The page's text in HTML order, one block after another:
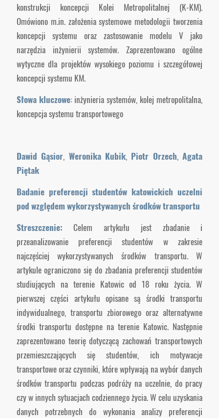
konstrukcji koncepcji Kolei Metropolitalnej (K-KM).
Omówiono m.in. założenia systemowe metodologii tworzenia
koncepcji systemu oraz zastosowanie modelu V jako
narzędzia inżynierii systemów. Zaprezentowano ogólne
wytyczne dla projektów wysokiego poziomu i szczegółowej
koncepcji systemu KM.
Słowa kluczowe: inżynieria systemów, kolej metropolitalna,
koncepcja systemu transportowego
Dawid Gąsior, Weronika Kubik, Piotr Orzech,Agata
Piętak
Badanie preferencji studentów katowickich uczelni
pod względem wykorzystywanych środków transportu
Streszczenie:Celem artykułu jest zbadanie i
przeanalizowanie preferencji studentów w zakresie
najczęściej wykorzystywanych środków transportu. W
artykule ograniczono się do zbadania preferencji studentów
studiujących na terenie Katowic od 18 roku życia. W
pierwszej części artykułu opisane są środki transportu
indywidualnego, transportu zbiorowego oraz alternatywne
środki transportu dostępne na terenie Katowic. Następnie
zaprezentowano teorię dotyczącą zachowań transportowych
przemieszczających się studentów, ich motywacje
transportowe oraz czynniki, które wpływają na wybór danych
środków transportu podczas podróży na uczelnie, do pracy
czy w innych sytuacjach codziennego życia. W celu uzyskania
danych potrzebnych do wykonania analizy preferencji